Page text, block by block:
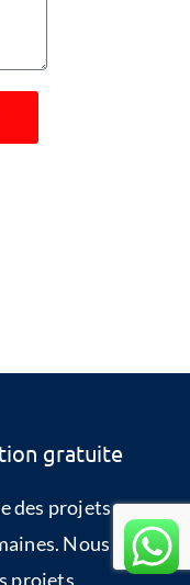
gratuite
des projets
Nous
projets